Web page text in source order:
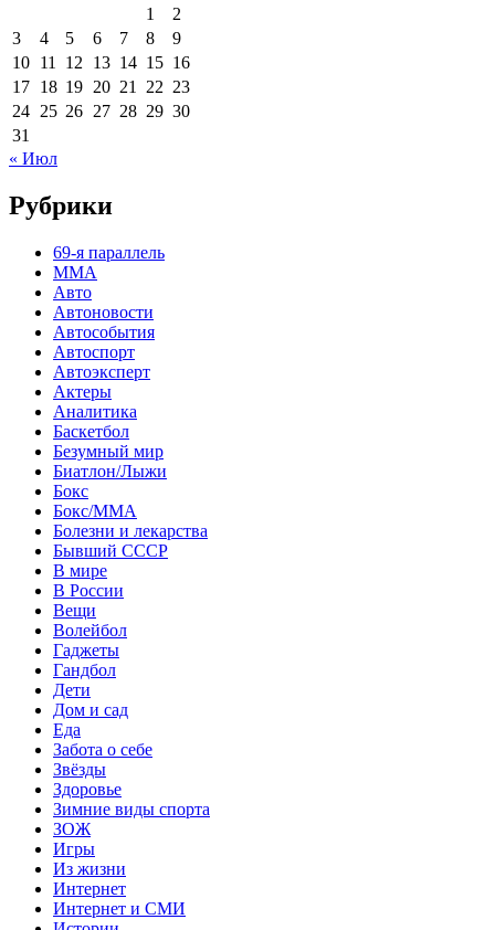
1
2
3
4 5 6 7 8
9
10 11 12 13 14 15 16
17 18 19 20 21 22 23
24 25 26 27 28 29 30
31
« Июл
Рубрики
69-я параллель
MMA
Авто
Автоновости
Автособытия
Автоспорт
Автоэксперт
Актеры
Аналитика
Баскетбол
Безумный мир
Биатлон/Лыжи
Бокс
Бокс/MMA
Болезни и лекарства
Бывший СССР
В мире
В России
Вещи
Волейбол
Гаджеты
Гандбол
Дети
Дом и сад
Еда
Забота о себе
Звёзды
Здоровье
Зимние виды спорта
ЗОЖ
Игры
Из жизни
Интернет
Интернет и СМИ